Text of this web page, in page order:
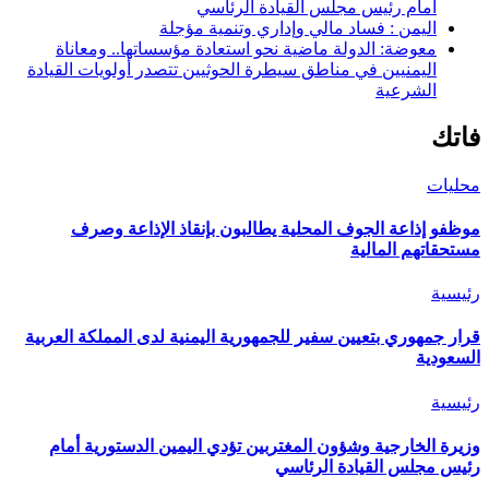
أمام رئيس مجلس القيادة الرئاسي
اليمن : فساد مالي وإداري وتنمية مؤجلة
معوضة: الدولة ماضية نحو استعادة مؤسساتها.. ومعاناة
اليمنيين في مناطق سيطرة الحوثيين تتصدر أولويات القيادة
الشرعية
فاتك
محليات
موظفو إذاعة الجوف المحلية يطالبون بإنقاذ الإذاعة وصرف
مستحقاتهم المالية
رئيسية
قرار جمهوري بتعيين سفير للجمهورية اليمنية لدى المملكة العربية
السعودية
رئيسية
وزيرة الخارجية وشؤون المغتربين تؤدي اليمين الدستورية أمام
رئيس مجلس القيادة الرئاسي